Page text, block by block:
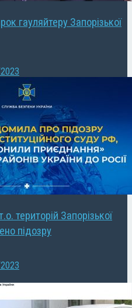
гауляйтеру Запорізької
територій Запорізької
підозру